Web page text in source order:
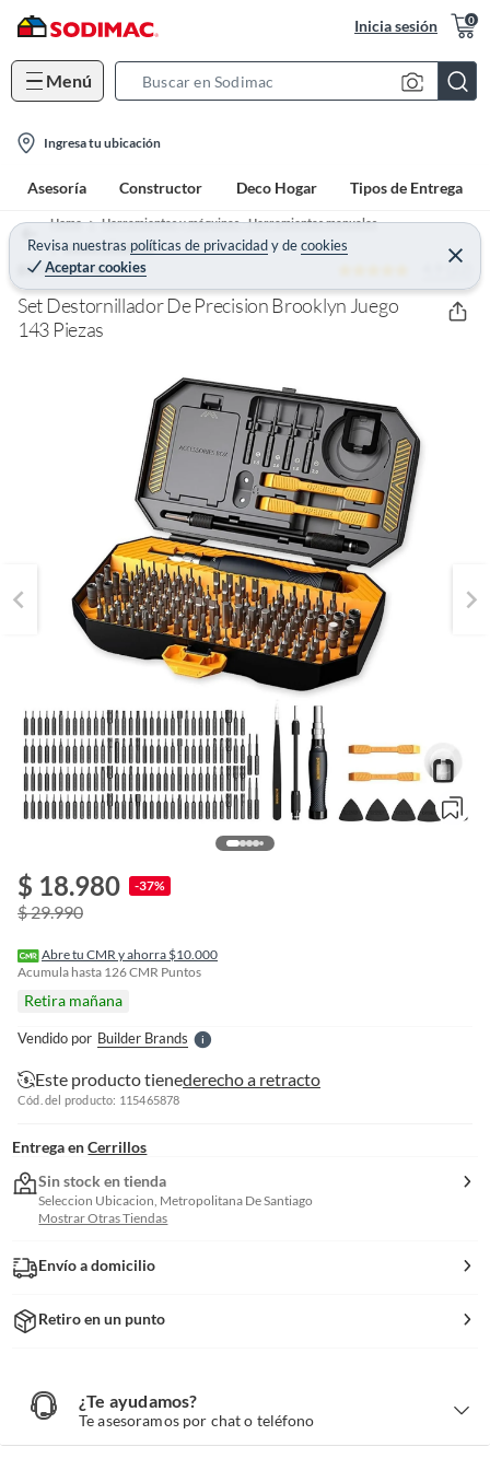
Inicia sesión 0
Menú
c
h
B
r
a
o
n
Ingresa tu ubicación
Asesoría Constructor Deco Hogar Tipos de Entrega
Revisa nuestras políticas de privacidadydecookies
Aceptar cookies
C
e
r
a
r
Home
Herramientas y máquinas - Herramientas manuales
Destornilladores
BROOKLYN 4.9 (22)
Set Destornillador De Precision Brooklyn Juego
143 Piezas
$ 18.980 -37%
$ 29.990
Abre tu CMR y ahorra $10.000
Acumula hasta 126CMR Puntos
Retira mañana
Vendido por Builder BrandsS
e
r
Este producto tienederecho a retracto
Cód. del producto: 115465878
Entrega en Cerrillos
Sin stock en tienda
Seleccion Ubicacion, Metropolitana De Santiago
Mostrar Otras Tiendas
Envío a domicilio
Retiro en un punto
¿Te ayudamos?
Te asesoramos por chat o teléfono
y